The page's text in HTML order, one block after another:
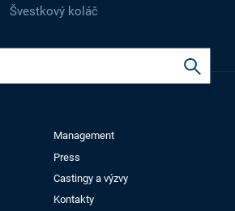
Švestkový koláč
Management
Press
Castingy a výzvy
Kontakty